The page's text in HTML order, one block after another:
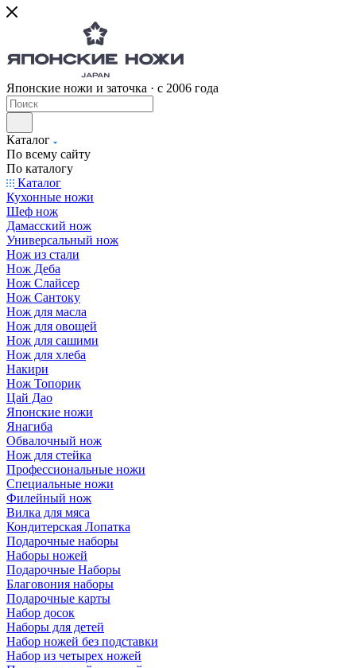
Японские ножи и заточка · с 2006 года
Каталог
По всему сайту
По каталогу
Каталог
Кухонные ножи
Шеф нож
Дамасский нож
Универсальный нож
Нож из стали
Нож Деба
Нож Слайсер
Нож Сантоку
Нож для масла
Нож для овощей
Нож для сашими
Нож для хлеба
Накири
Нож Топорик
Цай Дао
Японские ножи
Янагиба
Обвалочный нож
Нож для стейка
Профессиональные ножи
Специальные ножи
Филейный нож
Вилка для мяса
Кондитерская Лопатка
Подарочные наборы
Наборы ножей
Подарочные Наборы
Благовония наборы
Подарочные карты
Набор досок
Наборы для детей
Набор ножей без подставки
Набор из четырех ножей